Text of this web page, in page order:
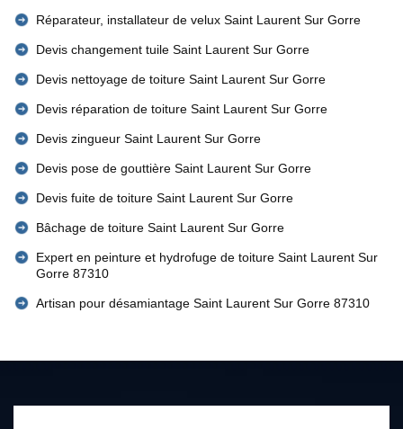
Réparateur, installateur de velux Saint Laurent Sur Gorre
Devis changement tuile Saint Laurent Sur Gorre
Devis nettoyage de toiture Saint Laurent Sur Gorre
Devis réparation de toiture Saint Laurent Sur Gorre
Devis zingueur Saint Laurent Sur Gorre
Devis pose de gouttière Saint Laurent Sur Gorre
Devis fuite de toiture Saint Laurent Sur Gorre
Bâchage de toiture Saint Laurent Sur Gorre
Expert en peinture et hydrofuge de toiture Saint Laurent Sur
Gorre 87310
Artisan pour désamiantage Saint Laurent Sur Gorre 87310